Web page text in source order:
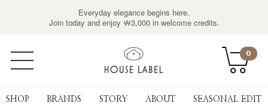
Everyday elegance begins here.
Join today and enjoy ￦3,000 in welcome credits.
0
SHOP BRANDS STORY ABOUT SEASONAL EDIT